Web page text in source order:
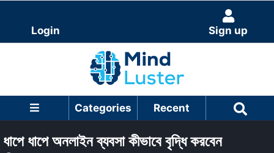
Login Sign up
Categories Recent
ধাপে ধাপে অনলাইন ব্যবসা কীভাবে বৃদ্ধি করবেন